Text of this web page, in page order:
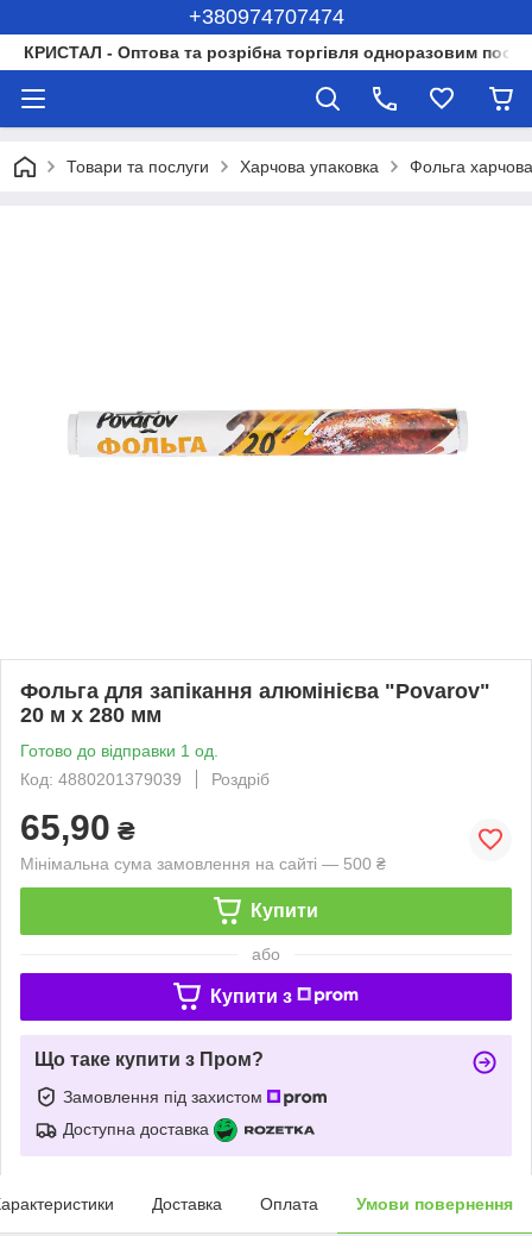
+380974707474
КРИСТАЛ - Оптова та розрібна торгівля одноразовим
Товари та послуги Харчова упаковка Фольга харчова
Фольга для запікання алюмінієва "Povarov"
20 м х 280 мм
Готово до відправки 1 од.
Код: 4880201379039
Роздріб
65,90 ₴
Мінімальна сума замовлення на сайті — 500 ₴
Купити
або
Купити з
Що таке купити з Пром?
Замовлення під захистом
Доступна доставка
Доставка Оплата Умови повернення